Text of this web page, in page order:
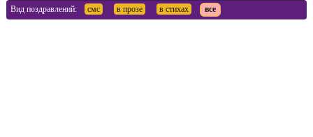
Вид поздравлений: смс в прозе в стихах все